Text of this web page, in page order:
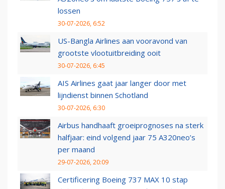
lossen
30-07-2026, 6:52
US-Bangla Airlines aan vooravond van
grootste vlootuitbreiding ooit
30-07-2026, 6:45
AIS Airlines gaat jaar langer door met
lijndienst binnen Schotland
30-07-2026, 6:30
Airbus handhaaft groeiprognoses na sterk
halfjaar: eind volgend jaar 75 A320neo’s
per maand
29-07-2026, 20:09
Certificering Boeing 737 MAX 10 stap